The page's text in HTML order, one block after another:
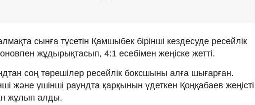
сынға түсетін Қамшыбек бірінші кездесуде ресейлік
жұдырықтасып, 4:1 есебімен жеңіске жетті.
соң төрешілер ресейлік боксшыны алға шығарған.
және үшінші раундта қарқынын үдеткен Қоңқабаев жеңісті
жұлып алды.